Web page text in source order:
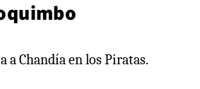
a Chandía en los Piratas.